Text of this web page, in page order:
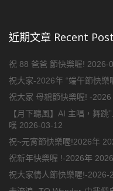
近期文章 Recent
祝 88 爸爸 節快樂喔! 2026-
祝大家-2026年 “端午節快樂
祝大家 母親節快樂喔! -2026
【月下聽風】AI 主唱，舞
嘆 2026-03-12
祝~元宵節快樂喔!2026年
祝新年快樂喔 !-2026年
祝大家情人節快樂喔!-2026-